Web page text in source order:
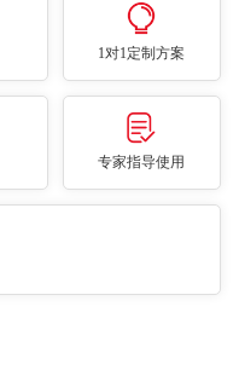
1对1定制方案
专家指导使用